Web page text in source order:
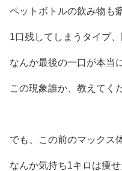
ペットボトルの飲み物も
1口残してしまうタイプ、
なんか最後の一口が本当
この現象誰か、教えてく
でも、この前のマックス
なんか気持ち1キロは痩